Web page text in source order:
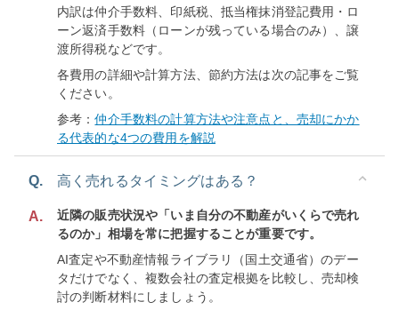
内訳は仲介手数料、印紙税、抵当権抹消登記費用・ロ
ーン返済手数料（ローンが残っている場合のみ）、譲
渡所得税などです。
各費用の詳細や計算方法、節約方法は次の記事をご覧
ください。
参考：仲介手数料の計算方法や注意点と、売却にかか
る代表的な4つの費用を解説
Q. 高く売れるタイミングはある？
A.
近隣の販売状況や「いま自分の不動産がいくらで売れ
るのか」相場を常に把握することが重要です。
AI査定や不動産情報ライブラリ（国土交通省）のデー
タだけでなく、複数会社の査定根拠を比較し、売却検
討の判断材料にしましょう。